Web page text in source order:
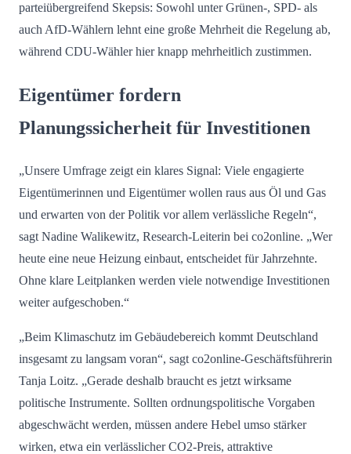
parteiübergreifend Skepsis: Sowohl unter Grünen-, SPD- als
auch AfD-Wählern lehnt eine große Mehrheit die Regelung ab,
während CDU-Wähler hier knapp mehrheitlich zustimmen.
Eigentümer fordern
Planungssicherheit für Investitionen
„Unsere Umfrage zeigt ein klares Signal: Viele engagierte
Eigentümerinnen und Eigentümer wollen raus aus Öl und Gas
und erwarten von der Politik vor allem verlässliche Regeln“,
sagt Nadine Walikewitz, Research-Leiterin bei co2online. „Wer
heute eine neue Heizung einbaut, entscheidet für Jahrzehnte.
Ohne klare Leitplanken werden viele notwendige Investitionen
weiter aufgeschoben.“
„Beim Klimaschutz im Gebäudebereich kommt Deutschland
insgesamt zu langsam voran“, sagt co2online-Geschäftsführerin
Tanja Loitz. „Gerade deshalb braucht es jetzt wirksame
politische Instrumente. Sollten ordnungspolitische Vorgaben
abgeschwächt werden, müssen andere Hebel umso stärker
wirken, etwa ein verlässlicher CO2-Preis, attraktive